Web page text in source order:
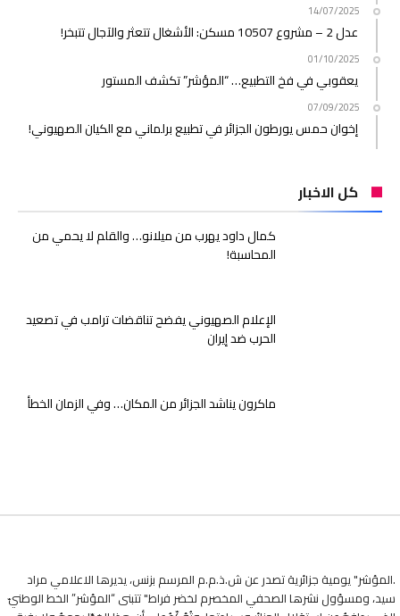
14/07/2025
عدل 2 – مشروع 10507 مسكن: الأشغال تتعثر والآجال تتبخر!
01/10/2025
يعقوبي في فخ التطبيع… “المؤشر” تكشف المستور
07/09/2025
إخوان حمس يورطون الجزائر في تطبيع برلماني مع الكيان الصهيوني!
كل الاخبار
كمال داود يهرب من ميلانو… والقلم لا يحمي من
المحاسبة!
الإعلام الصهيوني يفضح تناقضات ترامب في تصعيد
الحرب ضد إيران
ماكرون يناشد الجزائر من المكان… وفي الزمان الخطأ
.المؤشر" يومية جزائرية تصدر عن ش.ذ.م.م المرسم بزنس، يديرها الاعلامي مراد
سيد، ومسؤول نشرها الصحفي المخصرم لخضر فراط" تتبنى “المؤشر” الخط الوطنيّ